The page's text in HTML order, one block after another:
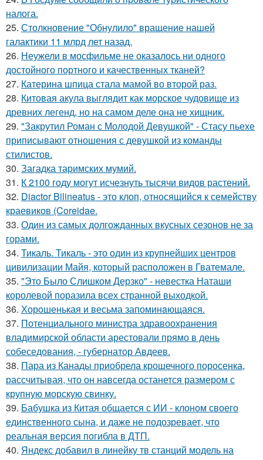
налога.
25. Столкновение "Обнулило" вращение нашей
галактики 11 млрд лет назад.
26. Неужели в мосфильме не оказалось ни одного
достойного портного и качественных тканей?
27. Катерина шпица стала мамой во второй раз.
28. Китовая акула выглядит как морское чудовище из
древних легенд, но на самом деле она не хищник.
29. "Закрутил Роман с Молодой Девушкой" - Стасу пьехе
приписывают отношения с девушкой из команды
стилистов.
30. Загадка таримских мумий.
31. К 2100 году могут исчезнуть тысячи видов растений.
32. Diactor Bilineatus - это клоп, относящийся к семейству
краевиков (Coreidae.
33. Один из самых долгожданных вкусных сезонов не за
горами.
34. Тикаль. Тикаль - это один из крупнейших центров
цивилизации Майя, который расположен в Гватемале.
35. "Это Было Слишком Дерзко" - невестка Наташи
королевой поразила всех странной выходкой.
36. Хорoшенькая и весьма запоминaющаяся.
37. Потенциального министра здравоохранения
владимирской области арестовали прямо в день
собеседования, - губернатор Авдеев.
38. Пара из Канады приобрела крошечного поросенка,
рассчитывая, что он навсегда останется размером с
крупную морскую свинку.
39. Бабушка из Китая общается с ИИ - клоном своего
единственного сына, и даже не подозревает, что
реальная версия погибла в ДТП.
40. Яндекс добавил в линейку тв станций модель на